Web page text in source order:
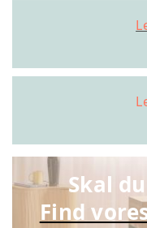
Skal
Find